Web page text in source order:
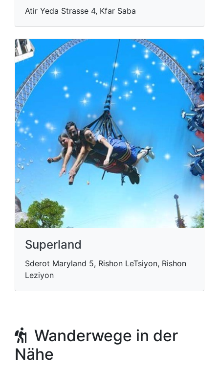
Atir Yeda Strasse 4, Kfar Saba
Superland
Sderot Maryland 5, Rishon LeTsiyon, Rishon
Leziyon
Wanderwege in der
Nähe